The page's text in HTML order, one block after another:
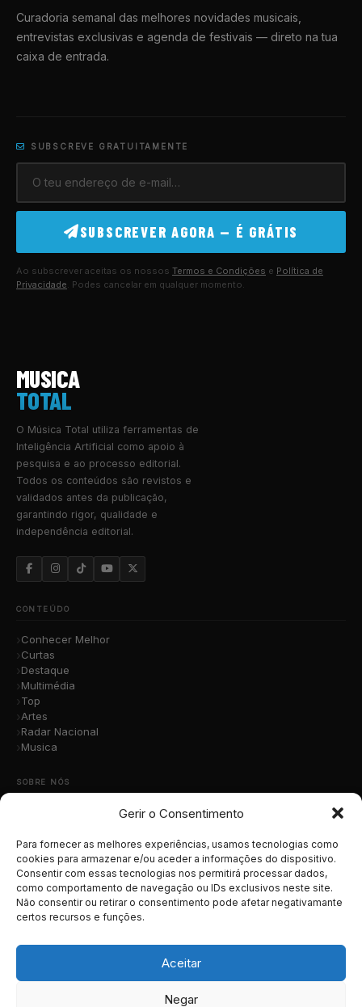
Gerir o Consentimento
Para fornecer as melhores experiências, usamos tecnologias como
cookies para armazenar e/ou aceder a informações do dispositivo.
Consentir com essas tecnologias nos permitirá processar dados,
como comportamento de navegação ou IDs exclusivos neste site.
Não consentir ou retirar o consentimento pode afetar negativamante
certos recursos e funções.
Aceitar
Negar
Curadoria semanal das melhores novidades musicais,
entrevistas exclusivas e agenda de festivais — direto na tua
caixa de entrada.
SUBSCREVE GRATUITAMENTE
SUBSCREVER AGORA — É GRÁTIS
Ao subscrever aceitas os nossos Termos e Condições e Política de
Privacidade . Podes cancelar em qualquer momento.
MUSICA
TOTAL
O Música Total utiliza ferramentas de
Inteligência Artificial como apoio à
pesquisa e ao processo editorial.
Todos os conteúdos são revistos e
validados antes da publicação,
garantindo rigor, qualidade e
independência editorial.
CONTEÚDO
Conhecer Melhor
Curtas
Destaque
Multimédia
Top
Artes
Radar Nacional
Musica
SOBRE NÓS
Contacto
Submete a Tua Música
Publicidade
Apoiar o Projeto
Política de Privacidade